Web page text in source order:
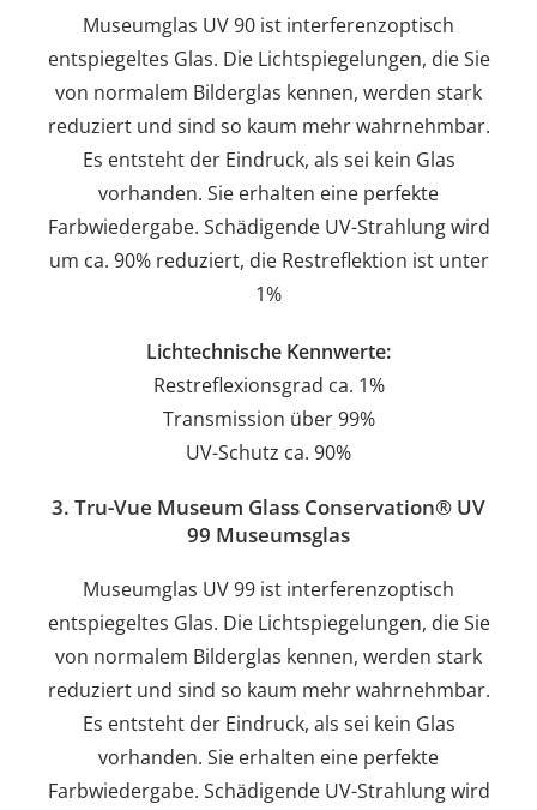
Museumglas UV 90 ist interferenzoptisch
entspiegeltes Glas. Die Lichtspiegelungen, die Sie
von normalem Bilderglas kennen, werden stark
reduziert und sind so kaum mehr wahrnehmbar.
Es entsteht der Eindruck, als sei kein Glas
vorhanden. Sie erhalten eine perfekte
Farbwiedergabe. Schädigende UV-Strahlung wird
um ca. 90% reduziert, die Restreflektion ist unter
1%
Lichtechnische Kennwerte:
Restreflexionsgrad ca. 1%
Transmission über 99%
UV-Schutz ca. 90%
3. Tru-Vue Museum Glass Conservation® UV
99 Museumsglas
Museumglas UV 99 ist interferenzoptisch
entspiegeltes Glas. Die Lichtspiegelungen, die Sie
von normalem Bilderglas kennen, werden stark
reduziert und sind so kaum mehr wahrnehmbar.
Es entsteht der Eindruck, als sei kein Glas
vorhanden. Sie erhalten eine perfekte
Farbwiedergabe. Schädigende UV-Strahlung wird